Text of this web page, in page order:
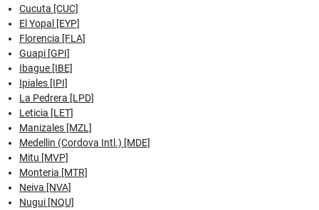
Cucuta [CUC]
El Yopal [EYP]
Florencia [FLA]
Guapi [GPI]
Ibague [IBE]
Ipiales [IPI]
La Pedrera [LPD]
Leticia [LET]
Manizales [MZL]
Medellin (Cordova Intl.) [MDE]
Mitu [MVP]
Monteria [MTR]
Neiva [NVA]
Nugui [NQU]